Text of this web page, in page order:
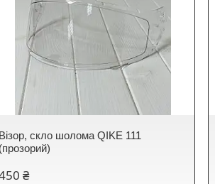
Візор, скло шолома QIKE 111
(прозорий)
₴